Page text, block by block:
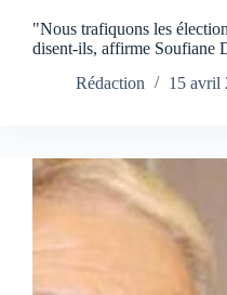
"Nous trafiquons les
disent-ils, affirme Soufiane
Rédaction
15 avril